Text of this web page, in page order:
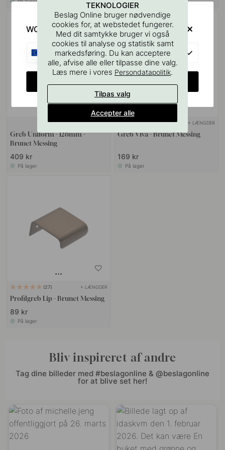
På lager På lager
+ FARVER
Greb Uniform - 128mm -
Brunet Messing
409 kr
På lager
8 + LÆNGDER
Greb Viva - Brunet Messing
169 kr
På lager
27 + LÆNGDER
Profilgreb Lip - Brunet Messing
89 kr
På lager
Bliv inspireret af andre
Tag dine billeder med #beslagonline & @beslagonline
for at blive set her!
TEKNOLOGIER
Beslag Online bruger nødvendige
cookies for, at webstedet fungerer.
Med dit samtykke bruger vi også
cookies til analyse og statistik samt
markedsføring. Du kan acceptere
alle, afvise alle eller tilpasse dine valg.
Læs mere i vores Persondatapolitik.
Tilpas valg
Accepter alle
WOULD YOU RATHER VISIT?
EU